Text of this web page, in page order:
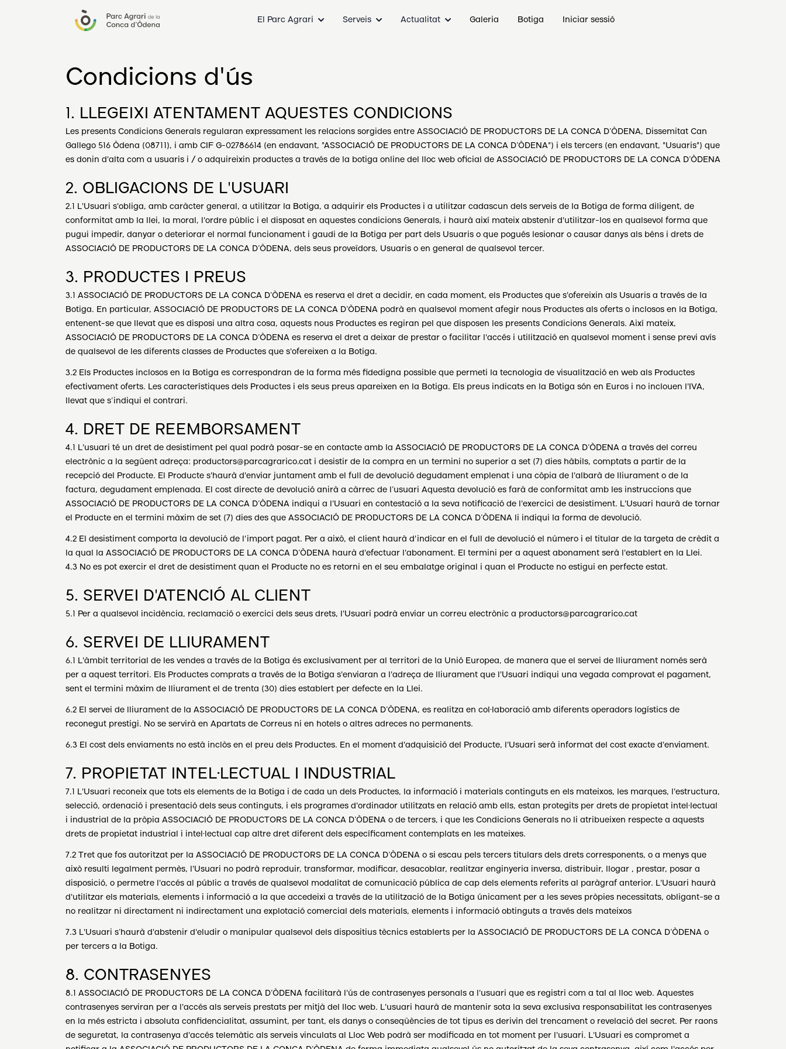
El Parc Agrari Serveis Actualitat Galeria Botiga Iniciar sessió
Condicions d'ús
1. LLEGEIXI ATENTAMENT AQUESTES CONDICIONS
Les presents Condicions Generals regularan expressament les relacions sorgides entre ASSOCIACIÓ DE PRODUCTORS DE LA CONCA D’ÒDENA, Dissemitat Can
Gallego 516 Òdena (08711), i amb CIF G-02786614 (en endavant, "ASSOCIACIÓ DE PRODUCTORS DE LA CONCA D’ÒDENA") i els tercers (en endavant, "Usuaris") que
es donin d'alta com a usuaris i / o adquireixin productes a través de la botiga online del lloc web oficial de ASSOCIACIÓ DE PRODUCTORS DE LA CONCA D’ÒDENA
2. OBLIGACIONS DE L'USUARI
2.1 L'Usuari s'obliga, amb caràcter general, a utilitzar la Botiga, a adquirir els Productes i a utilitzar cadascun dels serveis de la Botiga de forma diligent, de
conformitat amb la llei, la moral, l'ordre públic i el disposat en aquestes condicions Generals, i haurà així mateix abstenir d'utilitzar-los en qualsevol forma que
pugui impedir, danyar o deteriorar el normal funcionament i gaudi de la Botiga per part dels Usuaris o que pogués lesionar o causar danys als béns i drets de
ASSOCIACIÓ DE PRODUCTORS DE LA CONCA D’ÒDENA, dels seus proveïdors, Usuaris o en general de qualsevol tercer.
3. PRODUCTES I PREUS
3.1 ASSOCIACIÓ DE PRODUCTORS DE LA CONCA D’ÒDENA es reserva el dret a decidir, en cada moment, els Productes que s'ofereixin als Usuaris a través de la
Botiga. En particular, ASSOCIACIÓ DE PRODUCTORS DE LA CONCA D’ÒDENA podrà en qualsevol moment afegir nous Productes als oferts o inclosos en la Botiga,
entenent-se que llevat que es disposi una altra cosa, aquests nous Productes es regiran pel que disposen les presents Condicions Generals. Així mateix,
ASSOCIACIÓ DE PRODUCTORS DE LA CONCA D’ÒDENA es reserva el dret a deixar de prestar o facilitar l'accés i utilització en qualsevol moment i sense previ avís
de qualsevol de les diferents classes de Productes que s'ofereixen a la Botiga.
3.2 Els Productes inclosos en la Botiga es correspondran de la forma més fidedigna possible que permeti la tecnologia de visualització en web als Productes
efectivament oferts. Les característiques dels Productes i els seus preus apareixen en la Botiga. Els preus indicats en la Botiga són en Euros i no inclouen l'IVA,
llevat que s’indiqui el contrari.
4. DRET DE REEMBORSAMENT
4.1 L'usuari té un dret de desistiment pel qual podrà posar-se en contacte amb la ASSOCIACIÓ DE PRODUCTORS DE LA CONCA D’ÒDENA a través del correu
electrònic a la següent adreça: productors@parcagrarico.cat i desistir de la compra en un termini no superior a set (7) dies hàbils, comptats a partir de la
recepció del Producte. El Producte s'haurà d'enviar juntament amb el full de devolució degudament emplenat i una còpia de l'albarà de lliurament o de la
factura, degudament emplenada. El cost directe de devolució anirà a càrrec de l’usuari Aquesta devolució es farà de conformitat amb les instruccions que
ASSOCIACIÓ DE PRODUCTORS DE LA CONCA D’ÒDENA indiqui a l'Usuari en contestació a la seva notificació de l'exercici de desistiment. L'Usuari haurà de tornar
el Producte en el termini màxim de set (7) dies des que ASSOCIACIÓ DE PRODUCTORS DE LA CONCA D’ÒDENA li indiqui la forma de devolució.
4.2 El desistiment comporta la devolució de l'import pagat. Per a això, el client haurà d'indicar en el full de devolució el número i el titular de la targeta de crèdit a
la qual la ASSOCIACIÓ DE PRODUCTORS DE LA CONCA D’ÒDENA haurà d'efectuar l'abonament. El termini per a aquest abonament serà l'establert en la Llei.
4.3 No es pot exercir el dret de desistiment quan el Producte no es retorni en el seu embalatge original i quan el Producte no estigui en perfecte estat.
5. SERVEI D'ATENCIÓ AL CLIENT
5.1 Per a qualsevol incidència, reclamació o exercici dels seus drets, l'Usuari podrà enviar un correu electrònic a productors@parcagrarico.cat
6. SERVEI DE LLIURAMENT
6.1 L'àmbit territorial de les vendes a través de la Botiga és exclusivament per al territori de la Unió Europea, de manera que el servei de lliurament només serà
per a aquest territori. Els Productes comprats a través de la Botiga s'enviaran a l'adreça de lliurament que l'Usuari indiqui una vegada comprovat el pagament,
sent el termini màxim de lliurament el de trenta (30) dies establert per defecte en la Llei.
6.2 El servei de lliurament de la ASSOCIACIÓ DE PRODUCTORS DE LA CONCA D’ÒDENA, es realitza en col·laboració amb diferents operadors logístics de
reconegut prestigi. No se servirà en Apartats de Correus ni en hotels o altres adreces no permanents.
6.3 El cost dels enviaments no està inclòs en el preu dels Productes. En el moment d'adquisició del Producte, l'Usuari serà informat del cost exacte d'enviament.
7. PROPIETAT INTEL·LECTUAL I INDUSTRIAL
7.1 L'Usuari reconeix que tots els elements de la Botiga i de cada un dels Productes, la informació i materials continguts en els mateixos, les marques, l'estructura,
selecció, ordenació i presentació dels seus continguts, i els programes d'ordinador utilitzats en relació amb ells, estan protegits per drets de propietat intel·lectual
i industrial de la pròpia ASSOCIACIÓ DE PRODUCTORS DE LA CONCA D’ÒDENA o de tercers, i que les Condicions Generals no li atribueixen respecte a aquests
drets de propietat industrial i intel·lectual cap altre dret diferent dels específicament contemplats en les mateixes.
7.2 Tret que fos autoritzat per la ASSOCIACIÓ DE PRODUCTORS DE LA CONCA D’ÒDENA o si escau pels tercers titulars dels drets corresponents, o a menys que
això resulti legalment permès, l'Usuari no podrà reproduir, transformar, modificar, desacoblar, realitzar enginyeria inversa, distribuir, llogar , prestar, posar a
disposició, o permetre l'accés al públic a través de qualsevol modalitat de comunicació pública de cap dels elements referits al paràgraf anterior. L'Usuari haurà
d'utilitzar els materials, elements i informació a la que accedeixi a través de la utilització de la Botiga únicament per a les seves pròpies necessitats, obligant-se a
no realitzar ni directament ni indirectament una explotació comercial dels materials, elements i informació obtinguts a través dels mateixos
7.3 L'Usuari s’haurà d'abstenir d'eludir o manipular qualsevol dels dispositius tècnics establerts per la ASSOCIACIÓ DE PRODUCTORS DE LA CONCA D’ÒDENA o
per tercers a la Botiga.
8. CONTRASENYES
8.1 ASSOCIACIÓ DE PRODUCTORS DE LA CONCA D’ÒDENA facilitarà l'ús de contrasenyes personals a l'usuari que es registri com a tal al lloc web. Aquestes
contrasenyes serviran per a l'accés als serveis prestats per mitjà del lloc web. L'usuari haurà de mantenir sota la seva exclusiva responsabilitat les contrasenyes
en la més estricta i absoluta confidencialitat, assumint, per tant, els danys o conseqüències de tot tipus es derivin del trencament o revelació del secret. Per raons
de seguretat, la contrasenya d'accés telemàtic als serveis vinculats al Lloc Web podrà ser modificada en tot moment per l'usuari. L'Usuari es compromet a